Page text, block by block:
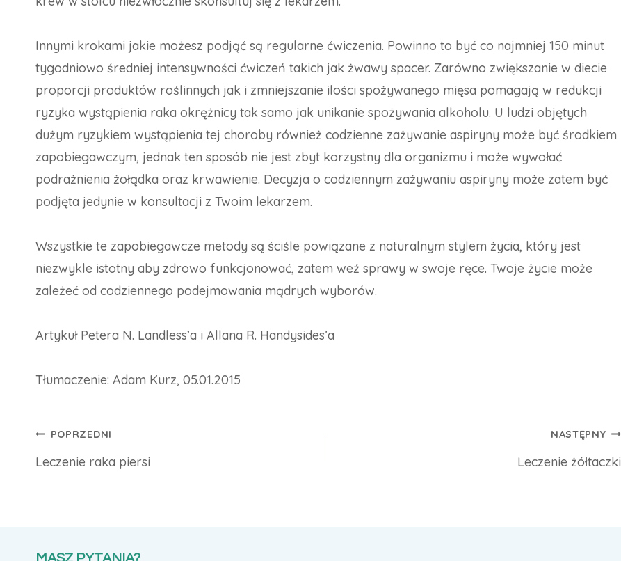
Innymi krokami jakie możesz podjąć są regularne ćwiczenia. Powinno to być co najmniej 150 minut
tygodniowo średniej intensywności ćwiczeń takich jak żwawy spacer. Zarówno zwiększanie w diecie
proporcji produktów roślinnych jak i zmniejszanie ilości spożywanego mięsa pomagają w redukcji
ryzyka wystąpienia raka okrężnicy tak samo jak unikanie spożywania alkoholu. U ludzi objętych
dużym ryzykiem wystąpienia tej choroby również codzienne zażywanie aspiryny może być środkiem
zapobiegawczym, jednak ten sposób nie jest zbyt korzystny dla organizmu i może wywołać
podrażnienia żołądka oraz krwawienie. Decyzja o codziennym zażywaniu aspiryny może zatem być
podjęta jedynie w konsultacji z Twoim lekarzem.
Wszystkie te zapobiegawcze metody są ściśle powiązane z naturalnym stylem życia, który jest
niezwykle istotny aby zdrowo funkcjonować, zatem weź sprawy w swoje ręce. Twoje życie może
zależeć od codziennego podejmowania mądrych wyborów.
Artykuł Petera N. Landless’a i Allana R. Handysides’a
Tłumaczenie: Adam Kurz, 05.01.2015
Nawigacja
wpisu
POPRZEDNI
Leczenie raka piersi
NASTĘPNY
Leczenie żółtaczki
MASZ PYTANIA?